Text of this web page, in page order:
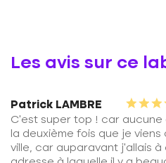
Les avis sur ce
Patrick LAMBRE
C'est super top ! car
la deuxième fois que je
ville, car auparavant j'allais